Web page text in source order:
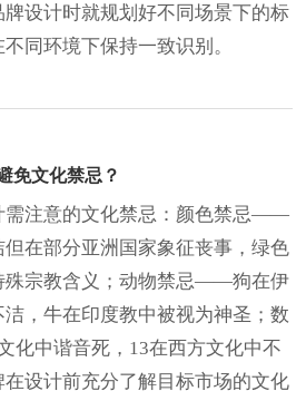
设计时就规划好不同场景下的标
同环境下保持一致识别。
免文化禁忌？
需注意的文化禁忌：颜色禁忌——
在部分亚洲国家象征丧事，绿色
殊宗教含义；动物禁忌——狗在伊
，牛在印度教中被视为神圣；数
中谐音死，13在西方文化中不
设计前充分了解目标市场的文化